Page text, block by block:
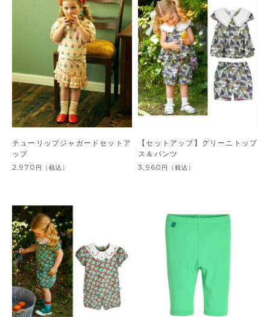
チューリップジャガードセットア
ップ
2,970 円 （税込）
【セットアップ】グリーニトップ
ス＆パンツ
3,960 円 （税込）